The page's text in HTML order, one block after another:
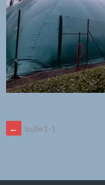
NAVIGATION
← bulle1-1